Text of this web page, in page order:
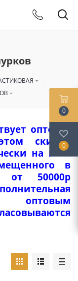
-
оптовая
скидка
на весь
в
от 50000р
оптовым
0
0